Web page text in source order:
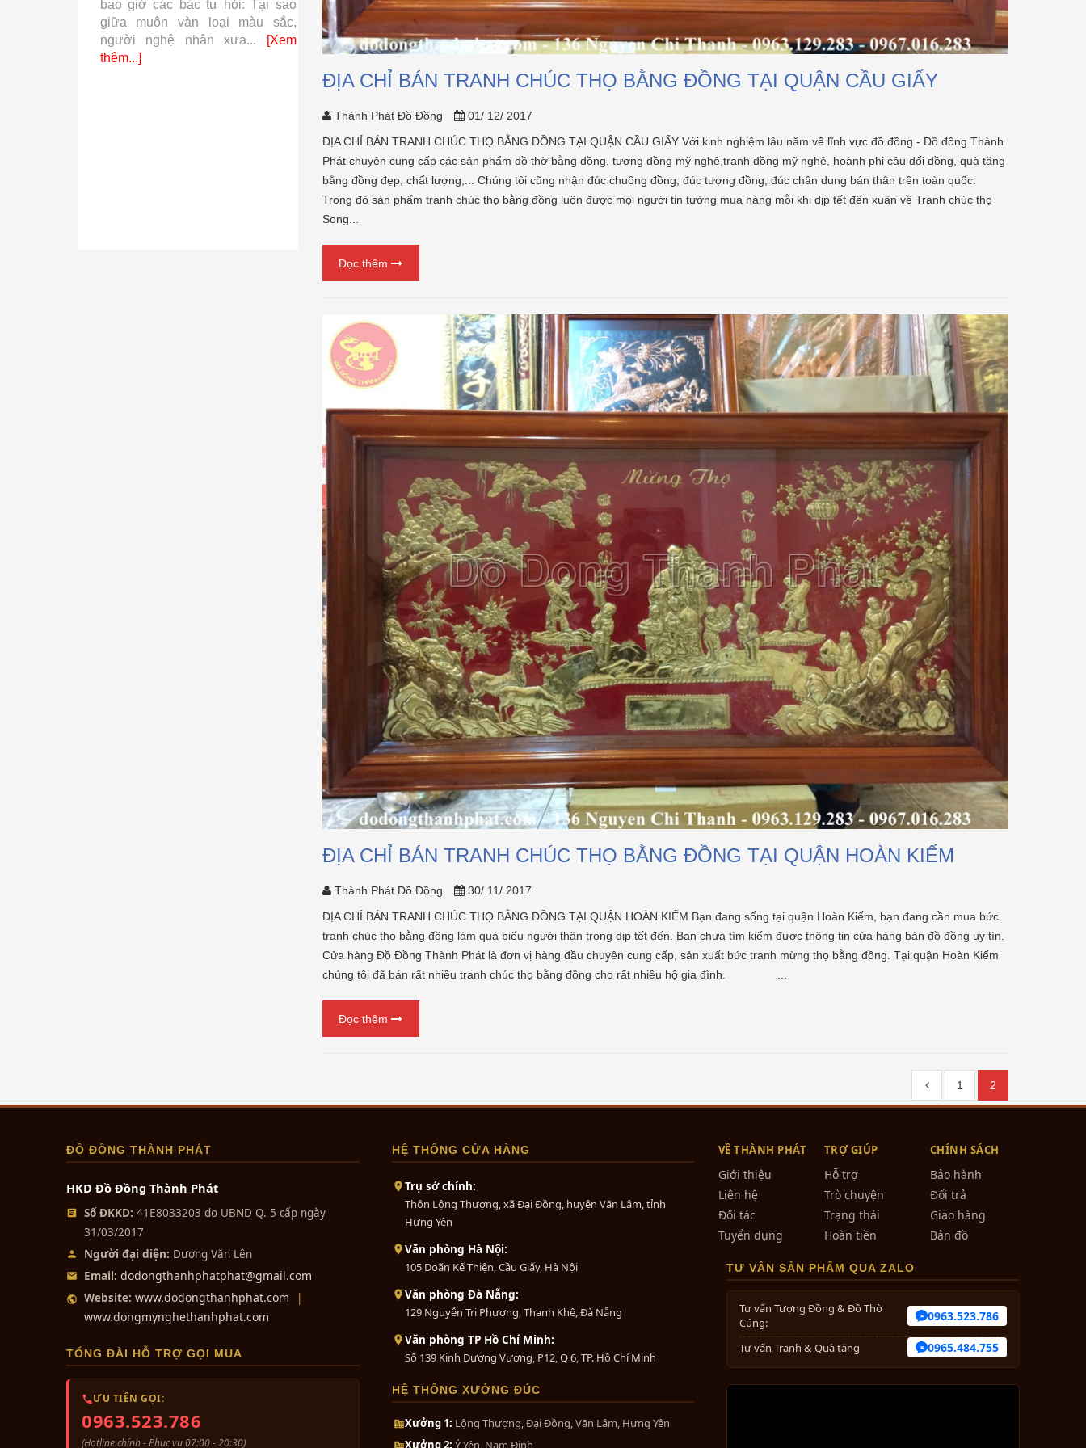
bao giờ các bác tự hỏi: Tại sao
giữa muôn vàn loại màu sắc,
người nghệ nhân xưa...[Xem
thêm...]
nhiều lần so với hàng phổ thông,
hay tại sao những sợi vàng, sợi
bạc lại...[Xem thêm...]
[Xem thêm...]
đạn quân sự (vỏ đạn pháo, vỏ đạn
liên xô cũ). Đặc điểm của loại
đồng này là có hàm lượng...[Xem
thêm...]
Xưởng Đồ Đồng
Đồ Đồng
đựng gia phong và
gia chủ. Tại Đồ
chúng tôi không...
ĐỊA CHỈ BÁN TRANH CHÚC THỌ BẰNG ĐỒNG TẠI QUẬN CẦU GIẤY
Thành Phát Đồ Đồng
01/ 12/ 2017
ĐỊA CHỈ BÁN TRANH CHÚC THỌ BẰNG ĐỒNG TẠI QUẬN CẦU GIẤY Với kinh nghiệm lâu năm về lĩnh vực đồ đồng - Đồ đồng Thành
Phát chuyên cung cấp các sản phẩm đồ thờ bằng đồng, tượng đồng mỹ nghệ,tranh đồng mỹ nghệ, hoành phi câu đối đồng, quà tặng
bằng đồng đẹp, chất lượng,... Chúng tôi cũng nhận đúc chuông đồng, đúc tượng đồng, đúc chân dung bán thân trên toàn quốc.
Trong đó sản phẩm tranh chúc thọ bằng đồng luôn được mọi người tin tưởng mua hàng mỗi khi dịp tết đến xuân về Tranh chúc thọ
Song...
Đọc thêm
ĐỊA CHỈ BÁN TRANH CHÚC THỌ BẰNG ĐỒNG TẠI QUẬN HOÀN KIẾM
Thành Phát Đồ Đồng
30/ 11/ 2017
ĐỊA CHỈ BÁN TRANH CHÚC THỌ BẰNG ĐỒNG TẠI QUẬN HOÀN KIẾM Bạn đang sống tại quận Hoàn Kiếm, bạn đang cần mua bức
tranh chúc thọ bằng đồng làm quà biếu người thân trong dịp tết đến. Bạn chưa tìm kiếm được thông tin cửa hàng bán đồ đồng uy tín.
Cửa hàng Đồ Đồng Thành Phát là đơn vị hàng đầu chuyên cung cấp, sản xuất bức tranh mừng thọ bằng đồng. Tại quận Hoàn Kiếm
chúng tôi đã bán rất nhiều tranh chúc thọ bằng đồng cho rất nhiều hộ gia đình. ...
Đọc thêm
1 2
ĐỒ ĐỒNG THÀNH PHÁT
HKD Đồ Đồng Thành Phát
Số ĐKKD: 41E8033203 do UBND Q. 5 cấp ngày
31/03/2017
Người đại diện: Dương Văn Lên
Email: dodongthanhphatphat@gmail.com
Website: www.dodongthanhphat.com |
www.dongmynghethanhphat.com
TỔNG ĐÀI HỖ TRỢ GỌI MUA
ƯU TIÊN GỌI:
0963.523.786
(Hotline chính - Phục vụ 07:00 - 20:30)
HỆ THỐNG CỬA HÀNG
Trụ sở chính:
Thôn Lộng Thượng, xã Đại Đồng, huyện Văn Lâm, tỉnh
Hưng Yên
Văn phòng Hà Nội:
105 Doãn Kế Thiện, Cầu Giấy, Hà Nội
Văn phòng Đà Nẵng:
129 Nguyễn Tri Phương, Thanh Khê, Đà Nẵng
Văn phòng TP Hồ Chí Minh:
Số 139 Kinh Dương Vương, P12, Q 6, TP. Hồ Chí Minh
HỆ THỐNG XƯỞNG ĐÚC
Xưởng 1: Lộng Thượng, Đại Đồng, Văn Lâm, Hưng Yên
Xưởng 2: Ý Yên, Nam Định
VỀ THÀNH PHÁT
Giới thiệu
Liên hệ
Đối tác
Tuyển dụng
TRỢ GIÚP
Hỗ trợ
Trò chuyện
Trạng thái
Hoàn tiền
CHÍNH SÁCH
Bảo hành
Đổi trả
Giao hàng
Bản đồ
TƯ VẤN SẢN PHẨM QUA ZALO
Tư vấn Tượng Đồng & Đồ Thờ
Cúng:
0963.523.786
Tư vấn Tranh & Quà tặng 0965.484.755